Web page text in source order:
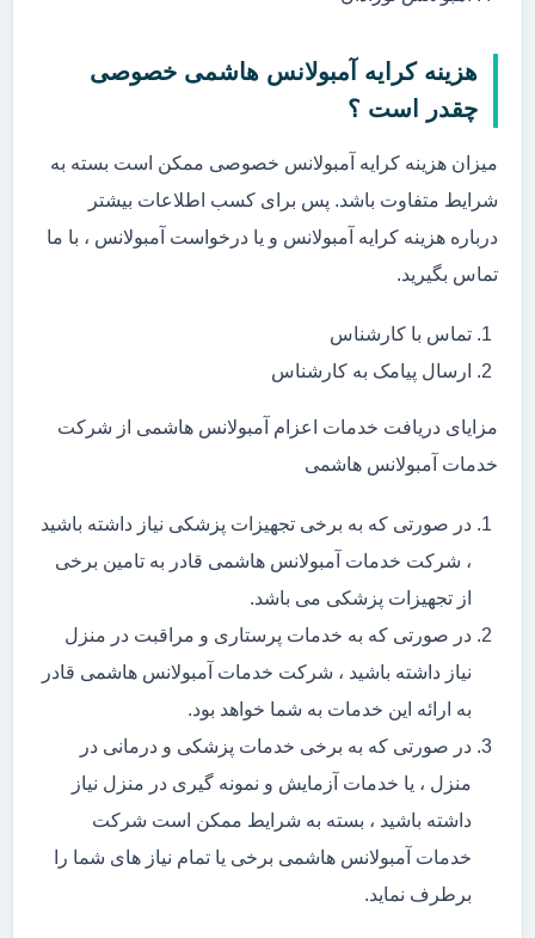
هزینه کرایه آمبولانس هاشمی خصوصی
چقدر است ؟
میزان هزینه کرایه آمبولانس خصوصی ممکن است بسته به
شرایط متفاوت باشد. پس برای کسب اطلاعات بیشتر
درباره هزینه کرایه آمبولانس و یا درخواست آمبولانس ، با ما
تماس بگیرید.
تماس با کارشناس
ارسال پیامک به کارشناس
مزایای دریافت خدمات اعزام آمبولانس هاشمی از شرکت
خدمات آمبولانس هاشمی
در صورتی که به برخی تجهیزات پزشکی نیاز داشته باشید
، شرکت خدمات آمبولانس هاشمی قادر به تامین برخی
از تجهیزات پزشکی می باشد.
در صورتی که به خدمات پرستاری و مراقبت در منزل
نیاز داشته باشید ، شرکت خدمات آمبولانس هاشمی قادر
به ارائه این خدمات به شما خواهد بود.
در صورتی که به برخی خدمات پزشکی و درمانی در
منزل ، یا خدمات آزمایش و نمونه گیری در منزل نیاز
داشته باشید ، بسته به شرایط ممکن است شرکت
خدمات آمبولانس هاشمی برخی یا تمام نیاز های شما را
برطرف نماید.